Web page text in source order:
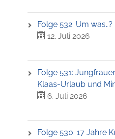
Folge 532: Um
12. Juli 2026
Folge 531:
Klaas-Urlaub und
6. Juli 2026
Folge 530: 17 Jahre